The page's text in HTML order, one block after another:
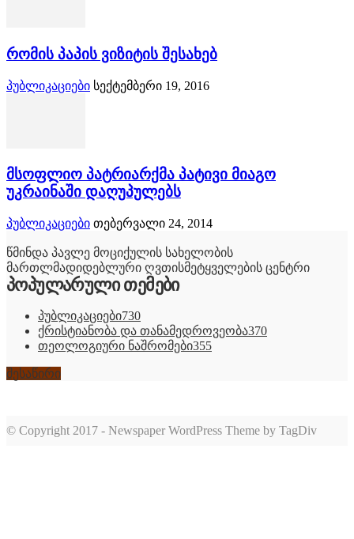
რომის პაპის ვიზიტის შესახებ
პუბლიკაციები სექტემბერი 19, 2016
მსოფლიო პატრიარქმა პატივი მიაგო
უკრაინაში დაღუპულებს
პუბლიკაციები თებერვალი 24, 2014
წმინდა პავლე მოციქულის სახელობის
მართლმადიდებლური ღვთისმეტყველების ცენტრი
პოპულარული თემები
პუბლიკაციები730
ქრისტიანობა და თანამედროვეობა370
თეოლოგიური ნაშრომები355
შესაწირი
© Copyright 2017 - Newspaper WordPress Theme by TagDiv